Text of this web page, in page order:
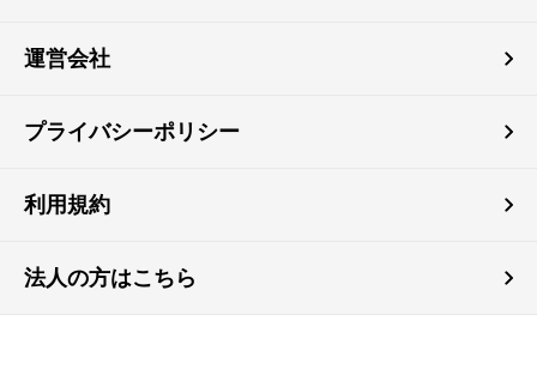
運営会社
プライバシーポリシー
利用規約
法人の方はこちら